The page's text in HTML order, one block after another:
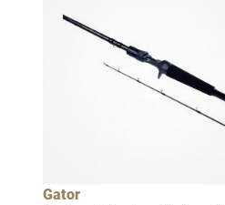
Gator